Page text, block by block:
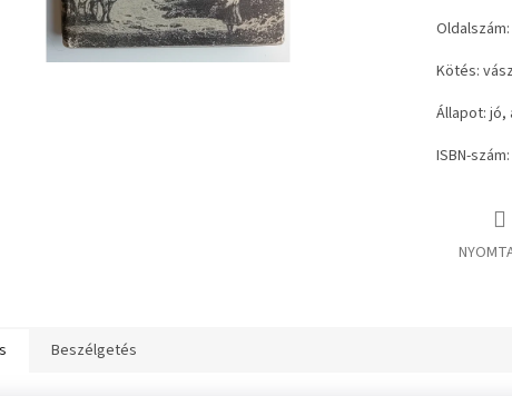
Kötés:
Állapot:
ISBN-
Beszélgetés